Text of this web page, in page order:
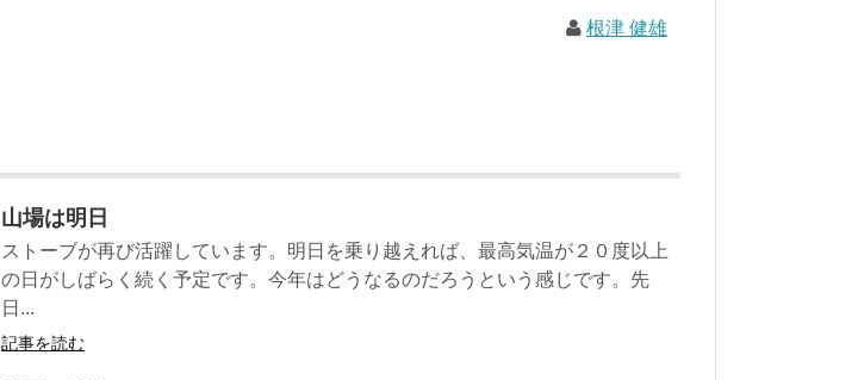
根津 健雄
山場は明日
ストーブが再び活躍しています。明日を乗り越えれば、最高気温が２０度以上
の日がしばらく続く予定です。今年はどうなるのだろうという感じです。先
日...
記事を読む